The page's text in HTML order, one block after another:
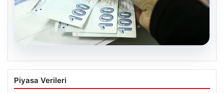
Nisan 2026 Doğum Yardımı Ödemeleri
Hesaplara Yatırıldı: Bakan Göktaş’tan
Piyasa Verileri